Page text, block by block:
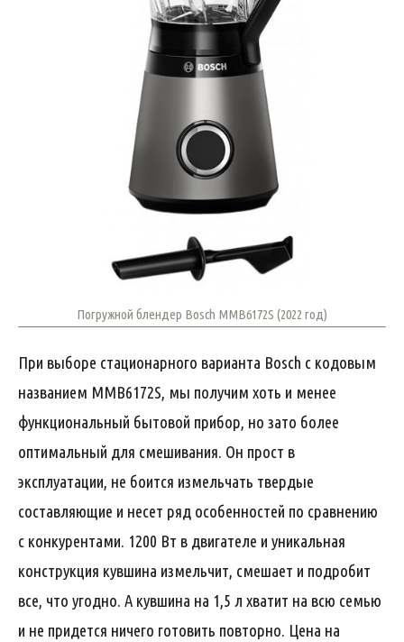
Погружной блендер Bosch MMB6172S (2022 год)
При выборе стационарного варианта Bosch с кодовым
названием MMB6172S, мы получим хоть и менее
функциональный бытовой прибор, но зато более
оптимальный для смешивания. Он прост в
эксплуатации, не боится измельчать твердые
составляющие и несет ряд особенностей по сравнению
с конкурентами. 1200 Вт в двигателе и уникальная
конструкция кувшина измельчит, смешает и подробит
все, что угодно. А кувшина на 1,5 л хватит на всю семью
и не придется ничего готовить повторно. Цена на